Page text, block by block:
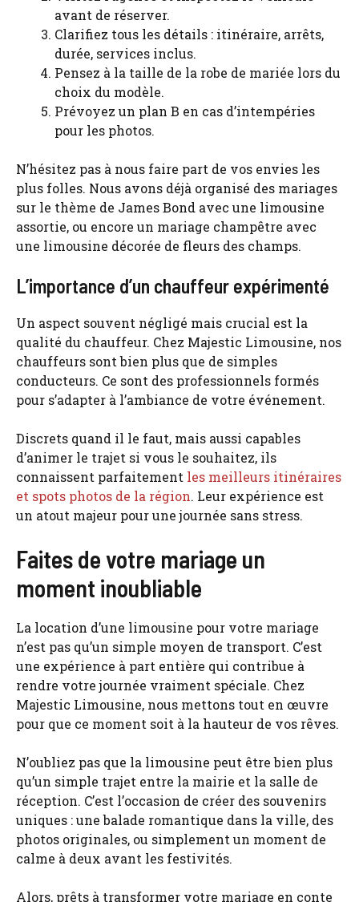
avant de réserver.
Clarifiez tous les détails : itinéraire, arrêts,
durée, services inclus.
Pensez à la taille de la robe de mariée lors du
choix du modèle.
Prévoyez un plan B en cas d’intempéries
pour les photos.
N’hésitez pas à nous faire part de vos envies les
plus folles. Nous avons déjà organisé des mariages
sur le thème de James Bond avec une limousine
assortie, ou encore un mariage champêtre avec
une limousine décorée de fleurs des champs.
L’importance d’un chauffeur expérimenté
Un aspect souvent négligé mais crucial est la
qualité du chauffeur. Chez Majestic Limousine, nos
chauffeurs sont bien plus que de simples
conducteurs. Ce sont des professionnels formés
pour s’adapter à l’ambiance de votre événement.
Discrets quand il le faut, mais aussi capables
d’animer le trajet si vous le souhaitez, ils
connaissent parfaitement les meilleurs itinéraires
et spots photos de la région. Leur expérience est
un atout majeur pour une journée sans stress.
Faites de votre mariage un
moment inoubliable
La location d’une limousine pour votre mariage
n’est pas qu’un simple moyen de transport. C’est
une expérience à part entière qui contribue à
rendre votre journée vraiment spéciale. Chez
Majestic Limousine, nous mettons tout en œuvre
pour que ce moment soit à la hauteur de vos rêves.
N’oubliez pas que la limousine peut être bien plus
qu’un simple trajet entre la mairie et la salle de
réception. C’est l’occasion de créer des souvenirs
uniques : une balade romantique dans la ville, des
photos originales, ou simplement un moment de
calme à deux avant les festivités.
Alors, prêts à transformer votre mariage en conte